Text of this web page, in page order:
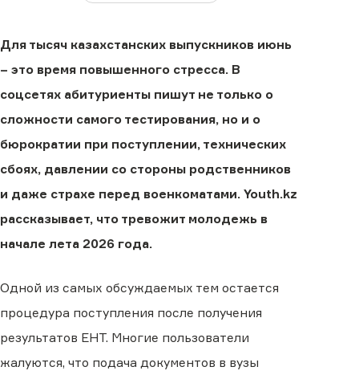
Для тысяч казахстанских выпускников июнь
– это время повышенного стресса. В
соцсетях абитуриенты пишут не только о
сложности самого тестирования, но и о
бюрократии при поступлении, технических
сбоях, давлении со стороны родственников
и даже страхе перед военкоматами. Youth.kz
рассказывает, что тревожит молодежь в
начале лета 2026 года.
Одной из самых обсуждаемых тем остается
процедура поступления после получения
результатов ЕНТ. Многие пользователи
жалуются, что подача документов в вузы